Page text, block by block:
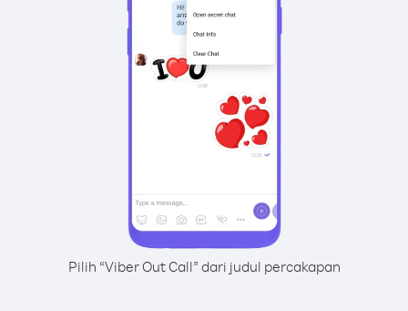
Pilih “Viber Out Call” dari judul percakapan